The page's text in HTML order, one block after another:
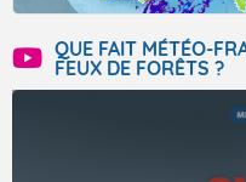
QUE FAIT MÉTÉO-
FEUX DE FORÊTS ?